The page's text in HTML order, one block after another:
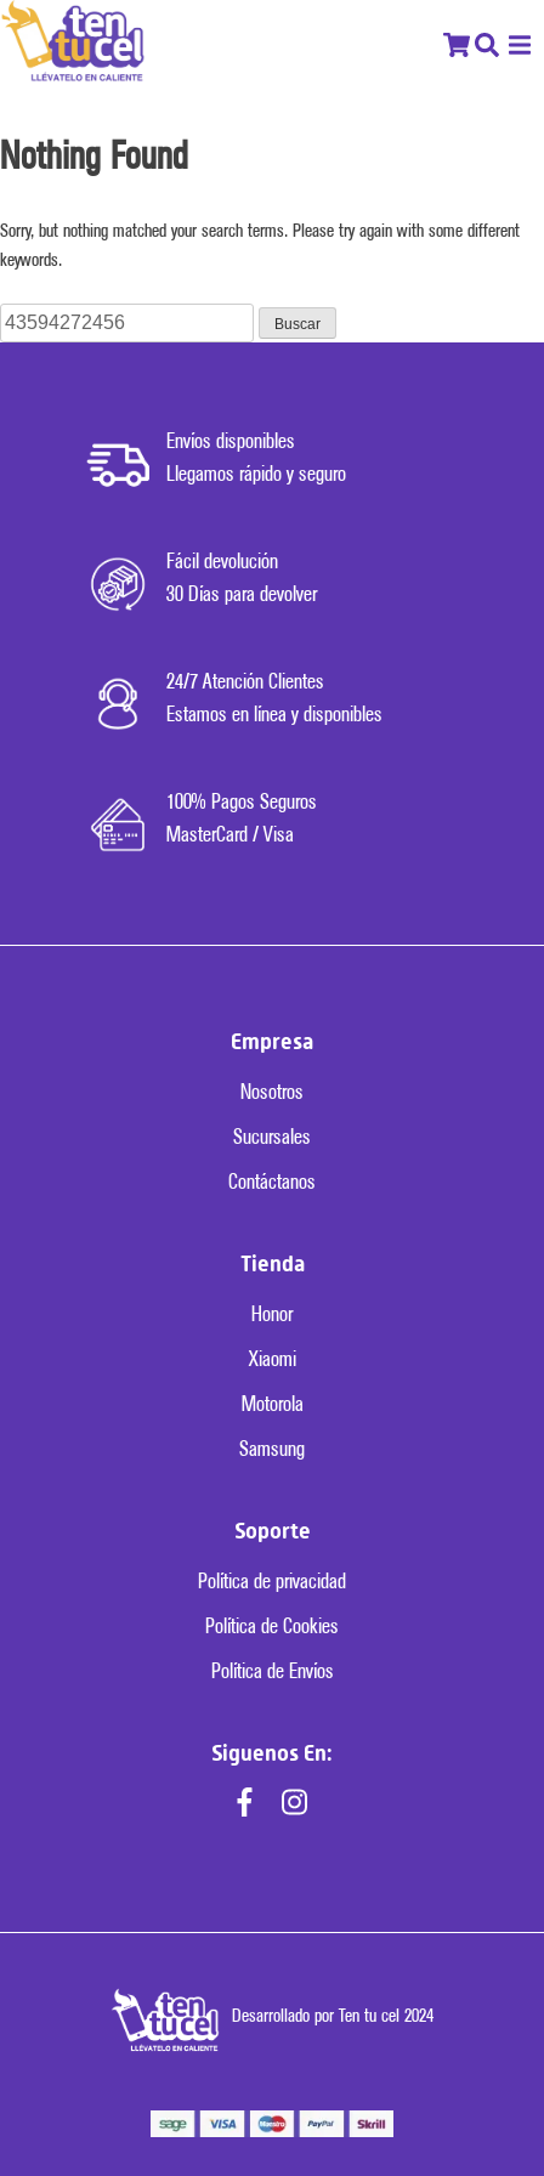
Nothing Found
Sorry, but nothing matched your search terms. Please try again with some different
keywords.
Buscar:
Envíos disponibles
Llegamos rápido y seguro
Fácil devolución
30 Días para devolver
24/7 Atención Clientes
Estamos en línea y disponibles
100% Pagos Seguros
MasterCard / Visa
Empresa
Nosotros
Sucursales
Contáctanos
Tienda
Honor
Xiaomi
Motorola
Samsung
Soporte
Política de privacidad
Política de Cookies
Política de Envíos
Siguenos En:
Desarrollado por Ten tu cel 2024